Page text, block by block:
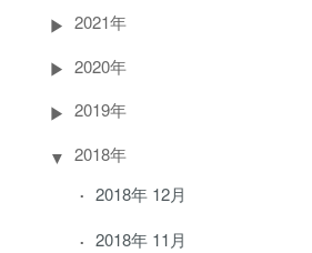
2021年
2020年
2019年
2018年
2018年 12月
2018年 11月